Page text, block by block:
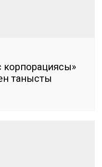
корпорациясы»
танысты